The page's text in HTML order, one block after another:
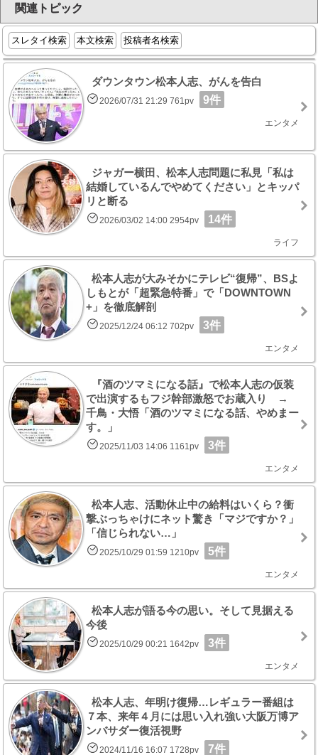
関連トピック
スレタイ検索 本文検索 投稿者名検索
ダウンタウン松本人志、がんを告白
2026/07/31 21:29 761pv 9件
エンタメ
ジャガー横田、松本人志問題に私見「私は
結婚しているんでやめてください」とキッパ
リと断る
2026/03/02 14:00 2954pv 14件
ライフ
松本人志が大みそかにテレビ“復帰”、BSよ
しもとが「超緊急特番」で「DOWNTOWN
+」を徹底解剖
2025/12/24 06:12 702pv 3件
エンタメ
『酒のツマミになる話』で松本人志の仮装
で出演するもフジ幹部激怒でお蔵入り →
千鳥・大悟「酒のツマミになる話、やめまー
す。」
2025/11/03 14:06 1161pv 3件
エンタメ
松本人志、活動休止中の給料はいくら？衝
撃ぶっちゃけにネット驚き「マジですか？」
「信じられない…」
2025/10/29 01:59 1210pv 5件
エンタメ
松本人志が語る今の思い。そして見据える
今後
2025/10/29 00:21 1642pv 3件
エンタメ
松本人志、年明け復帰…レギュラー番組は
７本、来年４月には思い入れ強い大阪万博ア
ンバサダー復活視野
2024/11/16 16:07 1728pv 7件